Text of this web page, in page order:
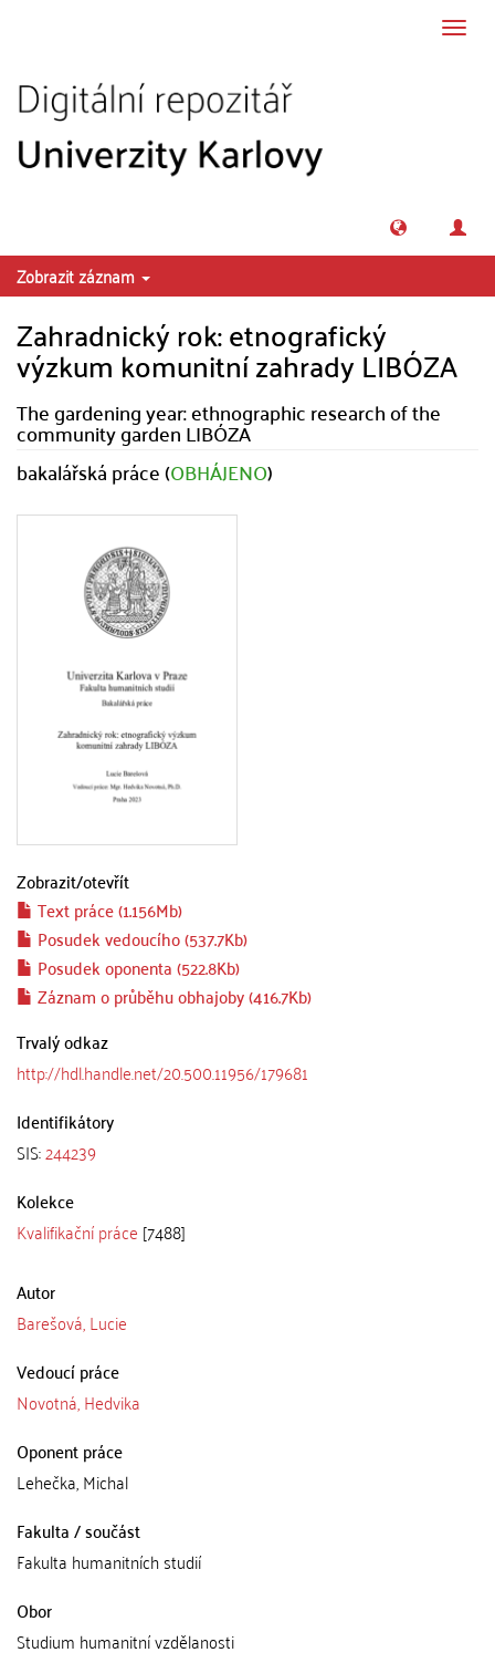
Zobrazit záznam
Zahradnický rok: etnografický
výzkum komunitní zahrady LIBÓZA
The gardening year: ethnographic research of the
community garden LIBÓZA
bakalářská práce (OBHÁJENO)
Zobrazit/otevřít
Text práce (1.156Mb)
Posudek vedoucího (537.7Kb)
Posudek oponenta (522.8Kb)
Záznam o průběhu obhajoby (416.7Kb)
Trvalý odkaz
http://hdl.handle.net/20.500.11956/179681
Identifikátory
SIS:244239
Kolekce
Kvalifikační práce [7488]
Autor
Barešová, Lucie
Vedoucí práce
Novotná, Hedvika
Oponent práce
Lehečka, Michal
Fakulta / součást
Fakulta humanitních studií
Obor
Studium humanitní vzdělanosti